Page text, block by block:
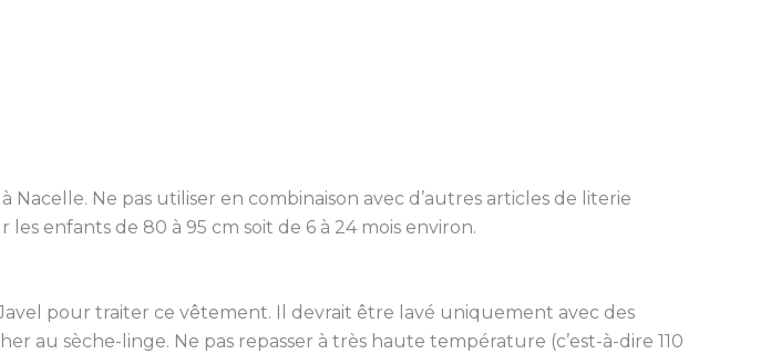
Ne pas utiliser en combinaison avec d’autres articles de literie
enfants de 80 à 95 cm soit de 6 à 24 mois environ.
pour traiter ce vêtement. Il devrait être lavé uniquement avec des
au sèche-linge. Ne pas repasser à très haute température (c’est-à-dire 110